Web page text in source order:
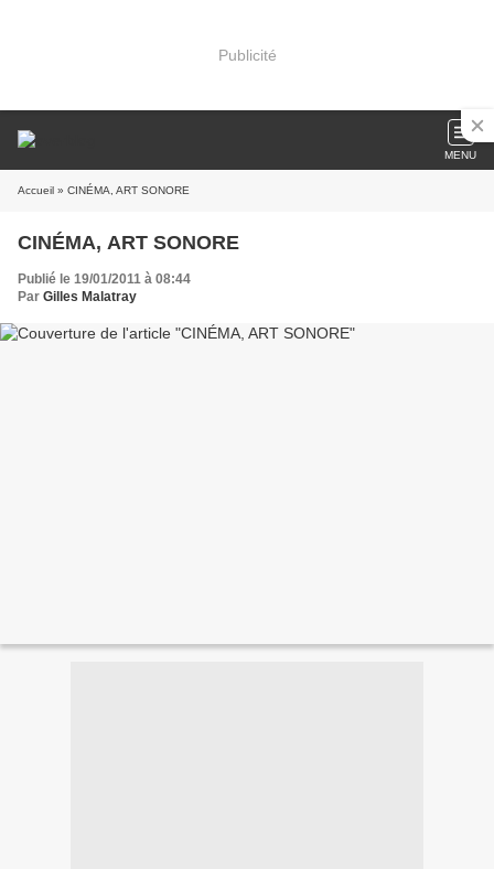
Publicité
MENU
Accueil » CINÉMA, ART SONORE
CINÉMA, ART SONORE
Publié le 19/01/2011 à 08:44
Par Gilles Malatray